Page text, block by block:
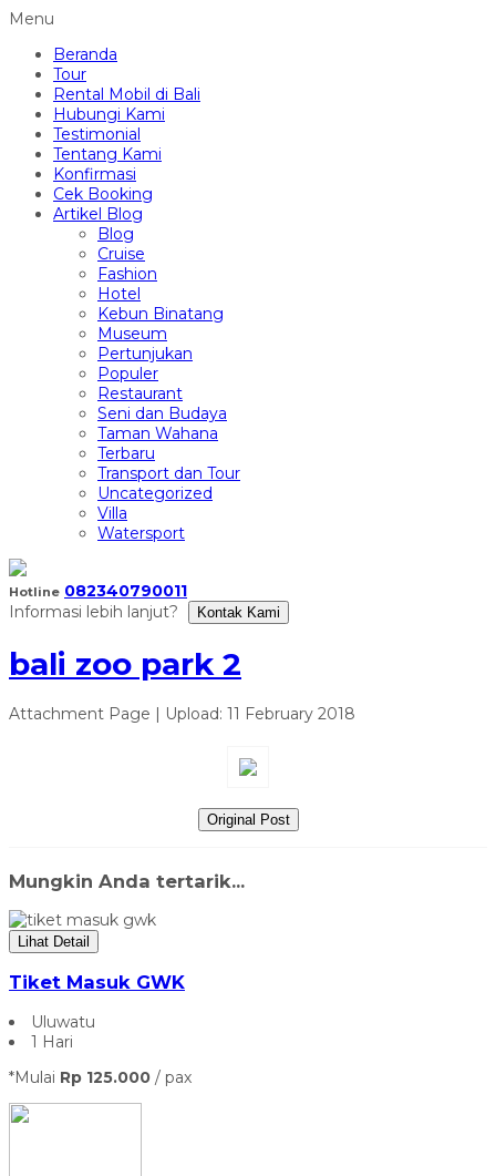
Menu
Beranda
Tour
Rental Mobil di Bali
Hubungi Kami
Testimonial
Tentang Kami
Konfirmasi
Cek Booking
Artikel Blog
Blog
Cruise
Fashion
Hotel
Kebun Binatang
Museum
Pertunjukan
Populer
Restaurant
Seni dan Budaya
Taman Wahana
Terbaru
Transport dan Tour
Uncategorized
Villa
Watersport
Hotline 082340790011
Informasi lebih lanjut?
Kontak Kami
bali zoo park 2
Attachment Page | Upload: 11 February 2018
Original Post
Mungkin Anda tertarik...
Lihat Detail
Tiket Masuk GWK
Uluwatu
1 Hari
*Mulai Rp 125.000 / pax